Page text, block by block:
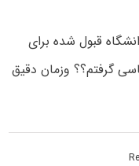
قبول شده برای
گرفتم؟؟ وزمان دقیق